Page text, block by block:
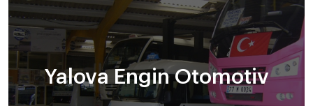
Yalova Engin Otomotiv